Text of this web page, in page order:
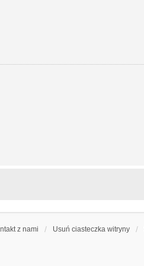
z nami Usuń ciasteczka witryny